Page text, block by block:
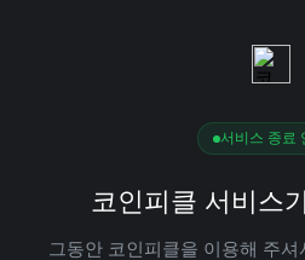
서비스 종료
코인피클 서비스
그동안 코인피클을 이용해 주